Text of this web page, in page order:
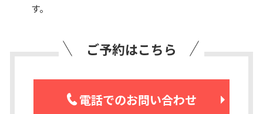
す。
ご予約はこちら
電話でのお問い合わせ